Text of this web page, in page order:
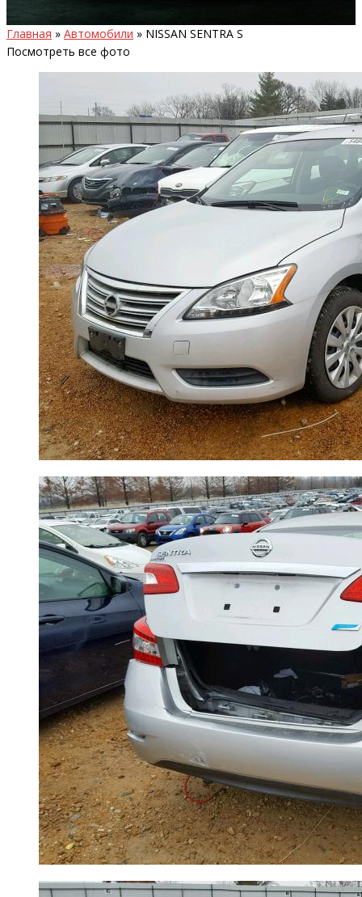
Главная » Автомобили » NISSAN SENTRA S
Посмотреть все фото